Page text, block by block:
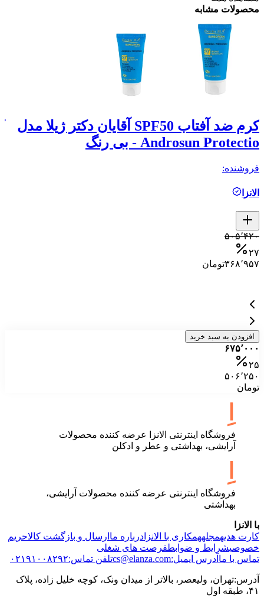
محصولات مشابه
کرم ضد آفتاب SPF50 آقایان دکتر ژیلا مدل
Androsun Protectio - بی رنگ
فروشنده:
الانزا
۵۰۵٬۴۲۰
۲۷
۳۶۸٬۹۵۷تومان
افزودن به سبد خرید
۶۷۵٬۰۰۰
۲۵
۵۰۶٬۲۵۰
تومان
فروشگاه اینترنتی الانزا عرضه کننده محصولات
آرایشی، بهداشتی و عطر و ادکلن
فروشگاه اینترنتی عرضه کننده محصولات آرایشی،
بهداشتی
با الانزا
کارت هدیهمجلههمکاری با الانزا درباره ما ارسال و بازگشت کالاحریم
خصوصیشرایط و ضوابطفرصت های شغلی
تماس با ما آدرس ایمیل:cs@elanza.com تلفن تماس:۰۲۱۹۱۰۰۸۲۹۲
آدرس:تهران، ولیعصر، بالاتر از میدان ونک، کوچه خلیل زاده، پلاک
۴۱، طبقه اول